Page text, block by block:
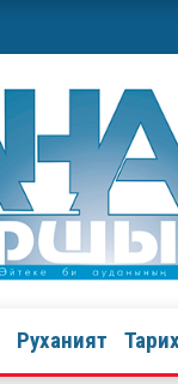
Руханият